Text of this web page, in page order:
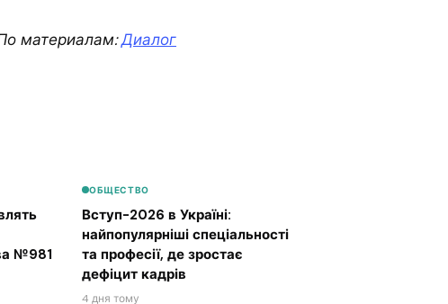
материалам:Диалог
№981
ОБЩЕСТВО
Вступ-2026 в Україні:
найпопулярніші спеціальності
та професії, де зростає
дефіцит кадрів
4 дня тому